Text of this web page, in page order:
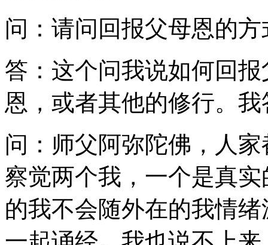
问：请问回报父母恩的
答：这个问我说如何回
恩，或者其他的修行。
问：师父阿弥陀佛，人
察觉两个我，一个是真
的我不会随外在的我情